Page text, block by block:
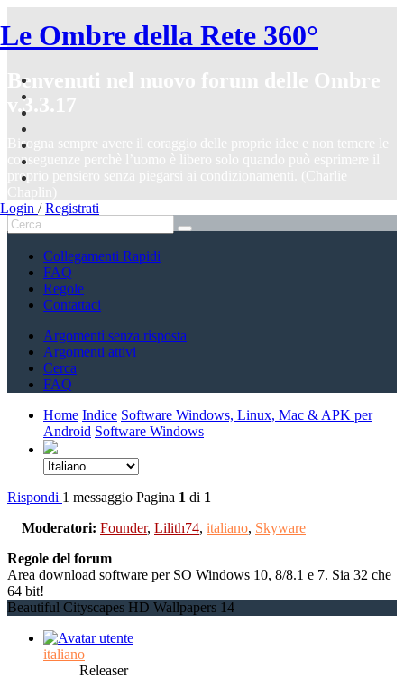
Le Ombre della Rete 360°
Login / Registrati
Benvenuti nel nuovo forum delle Ombre
v.3.3.17
Bisogna sempre avere il coraggio delle proprie idee e non temere le
conseguenze perchè l’uomo è libero solo quando può esprimere il
proprio pensiero senza piegarsi ai condizionamenti. (Charlie
Chaplin)
Collegamenti Rapidi
FAQ
Regole
Contattaci
Argomenti senza risposta
Argomenti attivi
Cerca
FAQ
Home Indice Software Windows, Linux, Mac & APK per
Android Software Windows
Rispondi 1 messaggio Pagina 1 di 1
Moderatori: Founder, Lilith74, italiano, Skyware
Regole del forum
Area download software per SO Windows 10, 8/8.1 e 7. Sia 32 che
64 bit!
Beautiful Cityscapes HD Wallpapers 14
italiano
Releaser